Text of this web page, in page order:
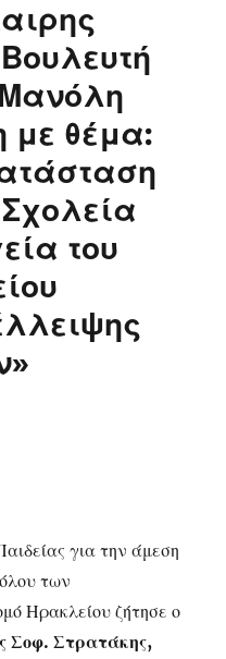
με θέμα:
του
για την άμεση
των
Ηρακλείου ζήτησε ο
Σοφ. Στρατάκης,